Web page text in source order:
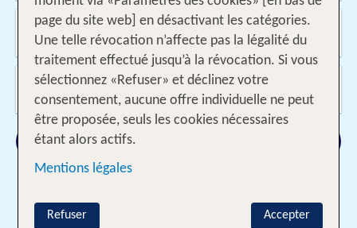
Quand et pour combien de temps?
09.08.2026 - 24.05.2027, 1 Semaine
Voyageurs?
2 Adultes
Rechercher
Ajouter des filtres
page du site web] en désactivant les catégories.
Une telle révocation n’affecte pas la légalité du
traitement effectué jusqu’à la révocation. Si vous
sélectionnez «Refuser» et déclinez votre
consentement, aucune offre individuelle ne peut
être proposée, seuls les cookies nécessaires
étant alors actifs.
Mentions légales
Accepter
Refuser